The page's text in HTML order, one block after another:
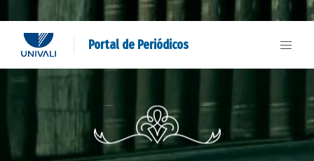
Portal de Periódicos